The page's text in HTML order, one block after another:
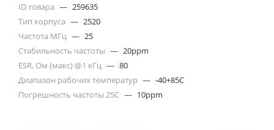
ID товара — 259635
Тип корпуса — 2520
Частота МГц — 25
Стабильность частоты — 20ppm
ESR, Ом (макс) @1 кГц — 80
Диапазон рабочих температур — -40+85C
Погрешность частоты 25С — 10ppm